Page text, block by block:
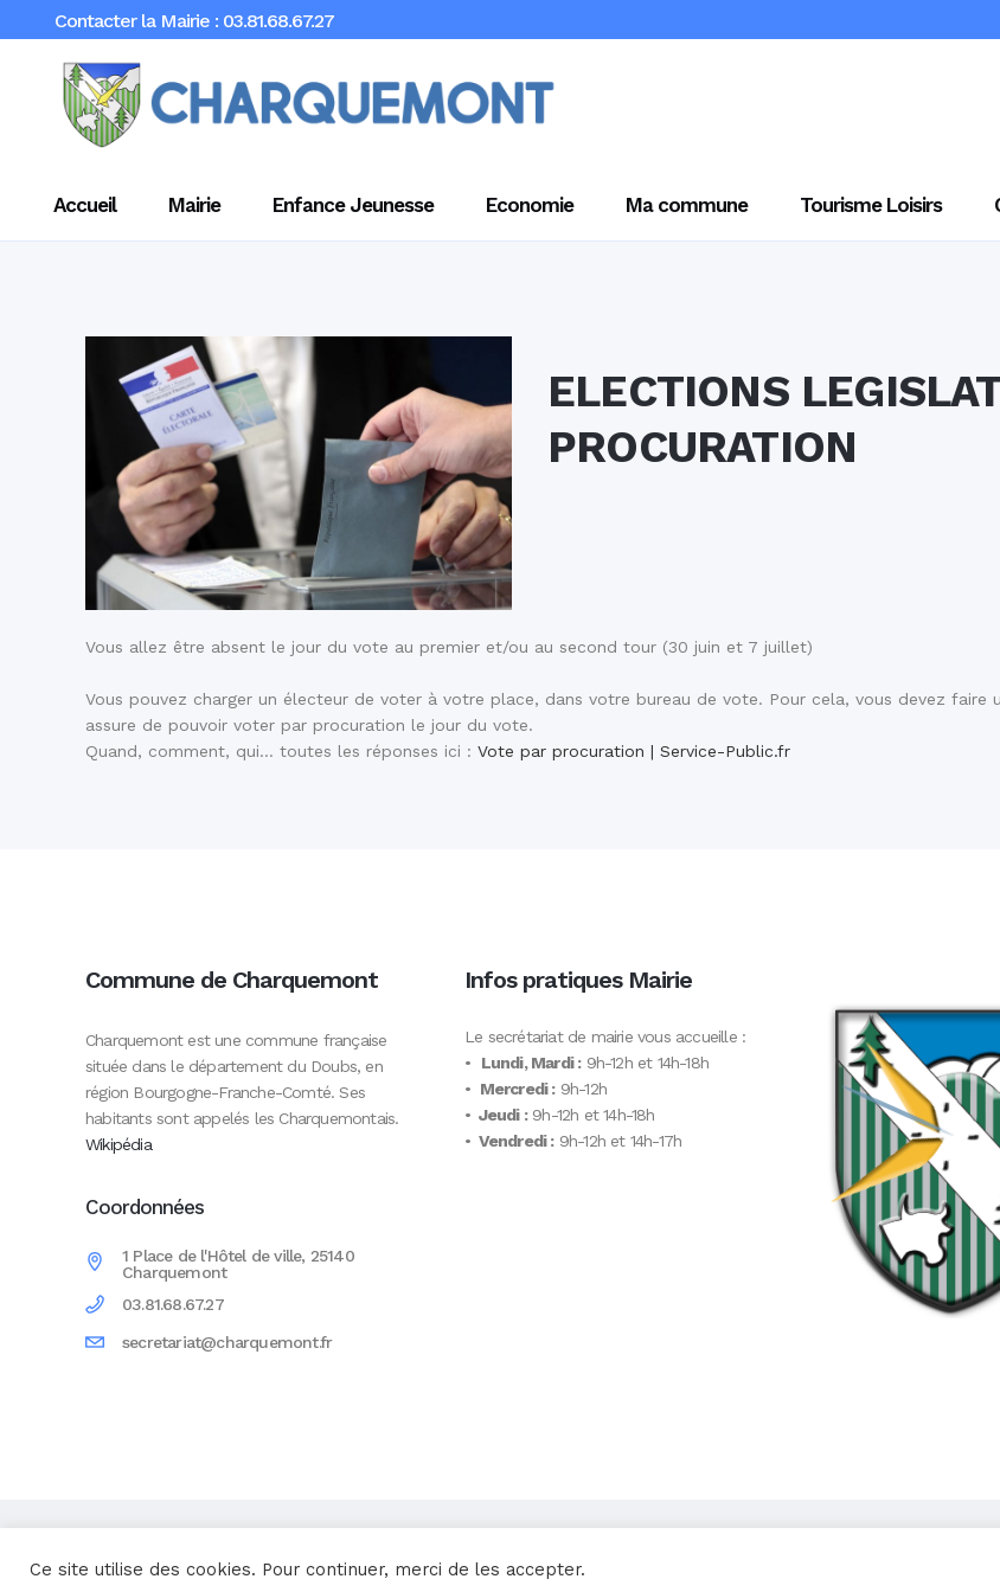
Contacter la Mairie : 03.81.68.67.27
Accueil Mairie Enfance Jeunesse Economie Ma commune Tourisme Loisirs
ELECTIONS
PROCURATION
Vous allez être absent le jour du vote au premier et/ou au second tour (30 juin et 7 juillet)
Vous pouvez charger un électeur de voter à votre place, dans votre bureau de vote. Pour cela, vous devez
assure de pouvoir voter par procuration le jour du vote.
Quand, comment, qui… toutes les réponses ici : Vote par procuration | Service-Public.fr
Commune de Charquemont
Charquemont est une commune française
située dans le département du Doubs, en
région Bourgogne-Franche-Comté. Ses
habitants sont appelés les Charquemontais.
Wikipédia
Coordonnées
1 Place de l'Hôtel de ville, 25140
Charquemont
03.81.68.67.27
secretariat@charquemont.fr
Infos pratiques Mairie
Le secrétariat de mairie vous accueille :
• Lundi, Mardi :9h-12h et 14h-18h
• Mercredi :9h-12h
• Jeudi :9h-12h et 14h-18h
• Vendredi :9h-12h et 14h-17h
Ce site utilise des cookies. Pour continuer, merci de les accepter.